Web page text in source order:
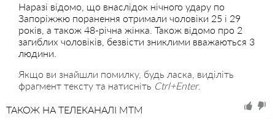
Наразі відомо, що внаслідок нічного удару по
Запоріжжю поранення отримали чоловіки 25 і 29
років, а також 48-річна жінка. Також відомо про 2
загиблих чоловіків, безвісти зниклими вважаються 3
людини.
Якщо ви знайшли помилку, будь ласка, виділіть
фрагмент тексту та натисніть Ctrl+Enter.
ТАКОЖ НА ТЕЛЕКАНАЛІ MTM